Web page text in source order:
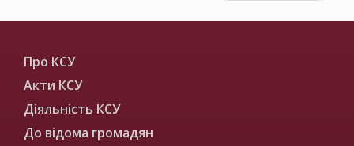
Про КСУ
Акти КСУ
Діяльність КСУ
До відома громадян